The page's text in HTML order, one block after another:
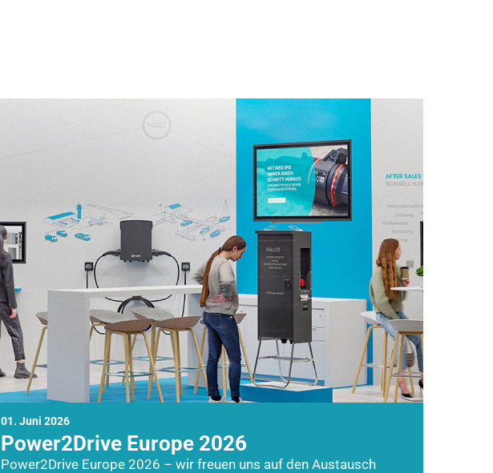
01. Juni 2026
Power2Drive Europe 2026
Power2Drive Europe 2026 – wir freuen uns auf den Austausch